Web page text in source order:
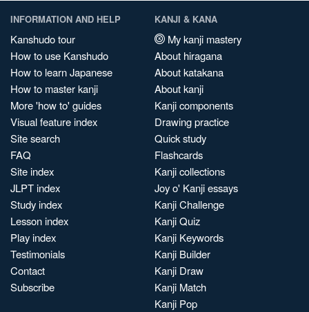
INFORMATION AND HELP
Kanshudo tour
How to use Kanshudo
How to learn Japanese
How to master kanji
More 'how to' guides
Visual feature index
Site search
FAQ
Site index
JLPT index
Study index
Lesson index
Play index
Testimonials
Contact
Subscribe
KANJI & KANA
My kanji mastery
About hiragana
About katakana
About kanji
Kanji components
Drawing practice
Quick study
Flashcards
Kanji collections
Joy o' Kanji essays
Kanji Challenge
Kanji Quiz
Kanji Keywords
Kanji Builder
Kanji Draw
Kanji Match
Kanji Pop